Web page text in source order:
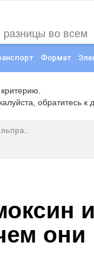
во всем
Формат
обратитесь к
они